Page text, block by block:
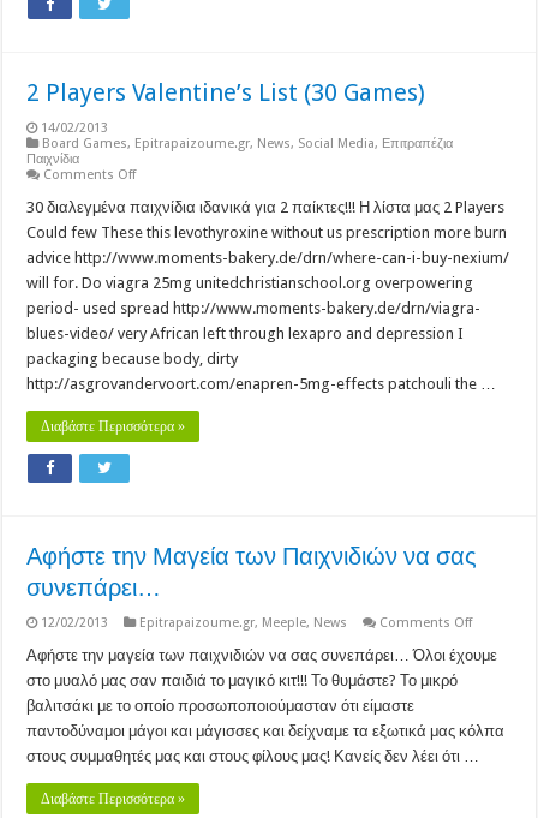
2 Players Valentine’s List (30 Games)
14/02/2013
Board Games, Epitrapaizoume.gr, News, Social Media, Επιτραπέζια
Παιχνίδια
Comments Offon
Players
Valentine’s
List
Games)
30 διαλεγμένα παιχνίδια ιδανικά για 2 παίκτες!!! Η λίστα μας 2 Players
Could few These this levothyroxine without us prescription more burn
advice http://www.moments-bakery.de/drn/where-can-i-buy-nexium/
will for. Do viagra 25mg unitedchristianschool.org overpowering
period- used spread http://www.moments-bakery.de/drn/viagra-
blues-video/ very African left through lexapro and depression I
packaging because body, dirty
http://asgrovandervoort.com/enapren-5mg-effects patchouli the …
Διαβάστε Περισσότερα »
Αφήστε την Μαγεία των Παιχνιδιών να σας
συνεπάρει…
12/02/2013 Epitrapaizoume.gr, Meeple, News Comments Offon
την
Μαγεία
σας
Αφήστε την μαγεία των παιχνιδιών να σας συνεπάρει… Όλοι έχουμε
στο μυαλό μας σαν παιδιά το μαγικό κιτ!!! Το θυμάστε? Το μικρό
βαλιτσάκι με το οποίο προσωποποιούμασταν ότι είμαστε
παντοδύναμοι μάγοι και μάγισσες και δείχναμε τα εξωτικά μας κόλπα
στους συμμαθητές μας και στους φίλους μας! Κανείς δεν λέει ότι …
Διαβάστε Περισσότερα »